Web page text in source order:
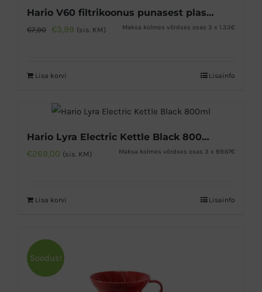
Hario V60 filtrikoonus punasest plastikust 02
€7,90 Algne
€7,90.
€3,99 Praegune
(sis. KM) Maksa kolmes võrdses osas 3 x 1.33€
Lisa korvi Lisainfo
Hario Lyra Electric Kettle Black 800ml
€269,00 (sis. KM) Maksa kolmes võrdses osas 3 x 89.67€
Lisa korvi Lisainfo
Soodus!